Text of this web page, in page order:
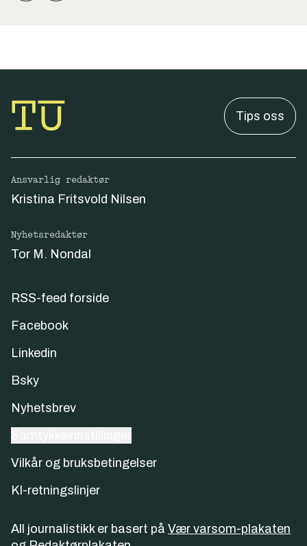
Tips oss
Ansvarlig redaktør
Kristina Fritsvold Nilsen
Nyhetsredaktør
Tor M. Nondal
RSS-feed forside
Facebook
Linkedin
Bsky
Nyhetsbrev
Vilkår og bruksbetingelser
KI-retningslinjer
All journalistikk er basert på Vær varsom-plakaten